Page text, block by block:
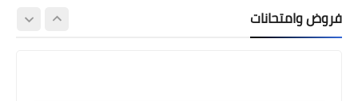
فروض وامتحانات